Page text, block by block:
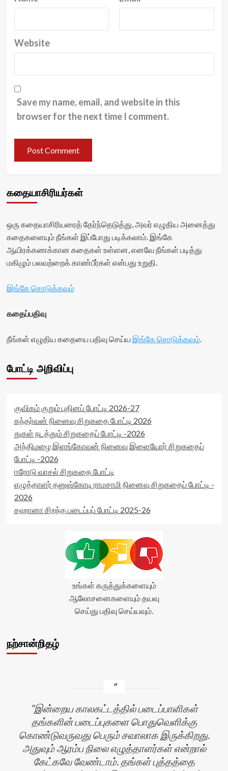
Website
Save my name, email, and website in this
browser for the next time I comment.
கதையாசிரியர்கள்
ஒரு கதையாசிரியரைத் தேர்ந்தெடுத்து, அவர் எழுதிய அனைத்து
கதைகளையும் நீங்கள் இப்போது படிக்கலாம். இங்கே
ஆயிரக்கணக்கான கதைகள் உள்ளன, எனவே நீங்கள் படித்து
மகிழும் பலவற்றைக் காண்பீர்கள் என்பது உறுதி.
இங்கே சொடுக்கவும்
கதைப்பதிவு
நீங்கள் எழுதிய கதையை பதிவு செய்ய இங்கே சொடுக்கவும்.
போட்டி அறிவிப்பு
குவிகம் குறும் புதினப் போட்டி 2026-27
கந்தர்வன் நினைவு சிறுகதை போட்டி 2026
துகள் நடத்தும் சிறுகதைப் போட்டி -2026
அந்திமழை இளங்கோவன் நினைவு இளையோர் சிறுகதைப்
போட்டி -2026
ஈரோடு வாசல் சிறுகதை போட்டி
எழுத்தாளர் தனுஷ்கோடி ராமசாமி நினைவு சிறுகதைப் போட்டி -
2026
சஹானா சிறந்த படைப்புப் போட்டி 2025-26
உங்கள் கருத்துக்களையும்
ஆலோசனைகளையும் தயவு
செய்து பதிவு செய்யவும்.
நற்சான்றிதழ்
இன்றைய காலகட்டத்தில் படைப்பாளிகள்
தங்களின் படைப்புகளை பொதுவெளிக்கு
கொண்டுவருவது பெரும் சவாலாக இருக்கிறது.
அதுவும் ஆரம்ப நிலை எழுத்தாளர்கள் என்றால்
கேட்கவே வேண்டாம். தங்கள் புத்தத்தை